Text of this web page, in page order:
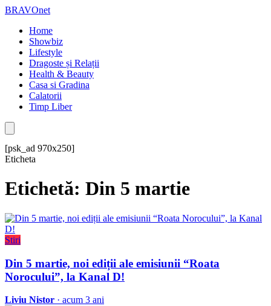
BRAVOnet
Home
Showbiz
Lifestyle
Dragoste și Relații
Health & Beauty
Casa si Gradina
Calatorii
Timp Liber
[psk_ad 970x250]
Eticheta
Etichetă: Din 5 martie
Stiri
Din 5 martie, noi ediții ale emisiunii “Roata
Norocului”, la Kanal D!
Liviu Nistor · acum 3 ani